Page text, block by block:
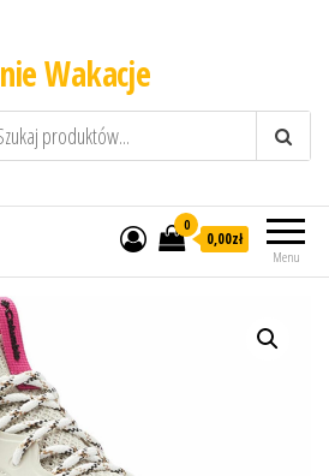
Wakacje
Menu
0
0,00zł